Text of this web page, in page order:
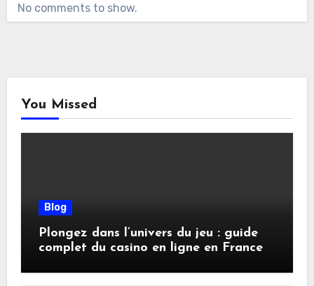
No comments to show.
You Missed
Blog
Plongez dans l’univers du jeu : guide
complet du casino en ligne en France